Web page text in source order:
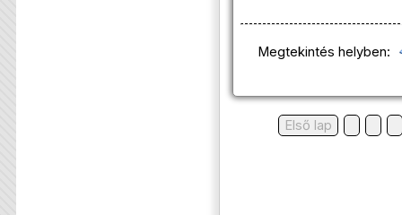
Megtekintés helyben:
Első lap